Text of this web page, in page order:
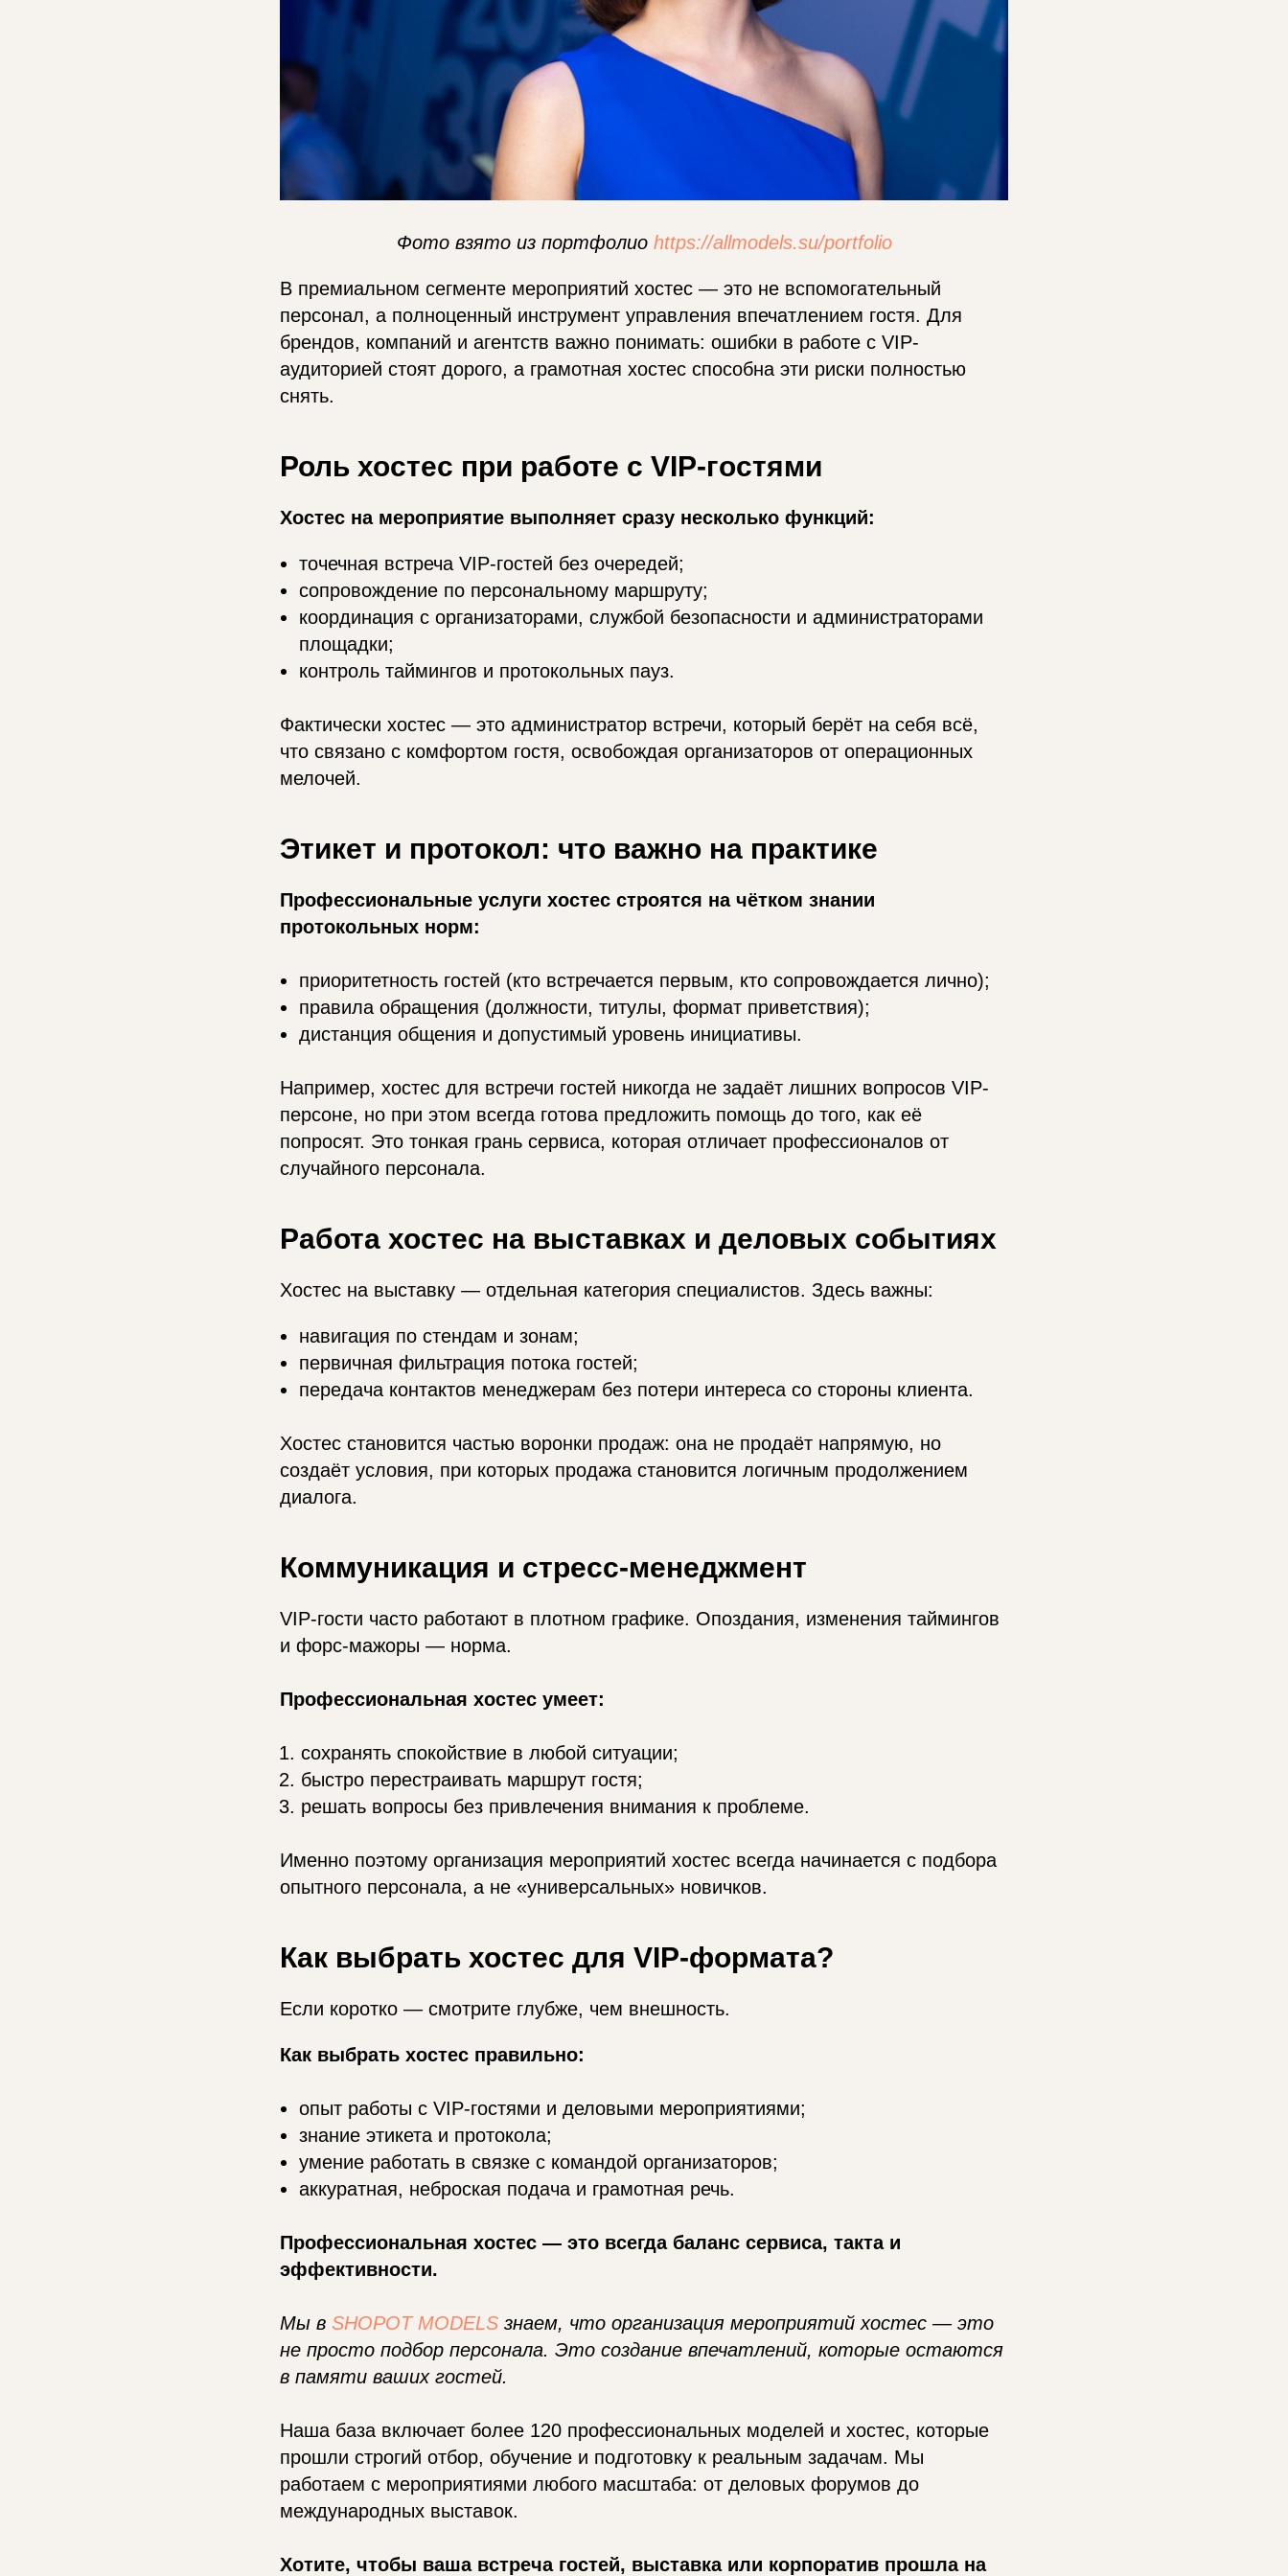
Фото взято из портфолио https://allmodels.su/portfolio
В премиальном сегменте мероприятий хостес — это не вспомогательный
персонал, а полноценный инструмент управления впечатлением гостя. Для
брендов, компаний и агентств важно понимать: ошибки в работе с VIP-
аудиторией стоят дорого, а грамотная хостес способна эти риски полностью
снять.
Роль хостес при работе с VIP-гостями
Хостес на мероприятие выполняет сразу несколько функций:
точечная встреча VIP-гостей без очередей;
сопровождение по персональному маршруту;
координация с организаторами, службой безопасности и администраторами
площадки;
контроль таймингов и протокольных пауз.
Фактически хостес — это администратор встречи, который берёт на себя всё,
что связано с комфортом гостя, освобождая организаторов от операционных
мелочей.
Этикет и протокол: что важно на практике
Профессиональные услуги хостес строятся на чётком знании
протокольных норм:
приоритетность гостей (кто встречается первым, кто сопровождается лично);
правила обращения (должности, титулы, формат приветствия);
дистанция общения и допустимый уровень инициативы.
Например, хостес для встречи гостей никогда не задаёт лишних вопросов VIP-
персоне, но при этом всегда готова предложить помощь до того, как её
попросят. Это тонкая грань сервиса, которая отличает профессионалов от
случайного персонала.
Работа хостес на выставках и деловых событиях
Хостес на выставку — отдельная категория специалистов. Здесь важны:
навигация по стендам и зонам;
первичная фильтрация потока гостей;
передача контактов менеджерам без потери интереса со стороны клиента.
Хостес становится частью воронки продаж: она не продаёт напрямую, но
создаёт условия, при которых продажа становится логичным продолжением
диалога.
Коммуникация и стресс-менеджмент
VIP-гости часто работают в плотном графике. Опоздания, изменения таймингов
и форс-мажоры — норма.
Профессиональная хостес умеет:
сохранять спокойствие в любой ситуации;
быстро перестраивать маршрут гостя;
решать вопросы без привлечения внимания к проблеме.
Именно поэтому организация мероприятий хостес всегда начинается с подбора
опытного персонала, а не «универсальных» новичков.
Как выбрать хостес для VIP-формата?
Если коротко — смотрите глубже, чем внешность.
Как выбрать хостес правильно:
опыт работы с VIP-гостями и деловыми мероприятиями;
знание этикета и протокола;
умение работать в связке с командой организаторов;
аккуратная, неброская подача и грамотная речь.
Профессиональная хостес — это всегда баланс сервиса, такта и
эффективности.
Мы в SHOPOT MODELS знаем, что организация мероприятий хостес — это
не просто подбор персонала. Это создание впечатлений, которые остаются
в памяти ваших гостей.
Наша база включает более 120 профессиональных моделей и хостес, которые
прошли строгий отбор, обучение и подготовку к реальным задачам. Мы
работаем с мероприятиями любого масштаба: от деловых форумов до
международных выставок.
Хотите, чтобы ваша встреча гостей, выставка или корпоратив прошла на